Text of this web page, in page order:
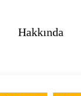
Hakkında